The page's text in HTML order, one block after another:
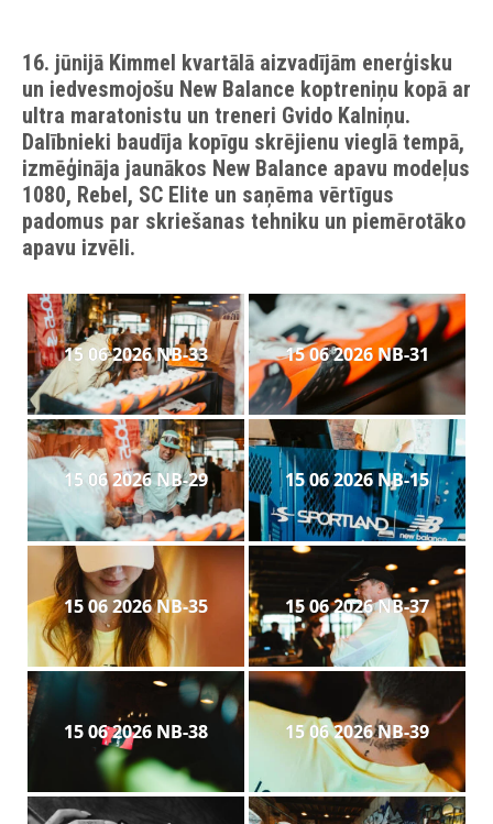
16. jūnijā Kimmel kvartālā aizvadījām enerģisku
un iedvesmojošu New Balance koptreniņu kopā ar
ultra maratonistu un treneri Gvido Kalniņu.
Dalībnieki baudīja kopīgu skrējienu vieglā tempā,
izmēģināja jaunākos New Balance apavu modeļus
1080, Rebel, SC Elite un saņēma vērtīgus
padomus par skriešanas tehniku un piemērotāko
apavu izvēli.
15 06 2026 NB-33 15 06 2026 NB-31
15 06 2026 NB-29 15 06 2026 NB-15
15 06 2026 NB-35 15 06 2026 NB-37
15 06 2026 NB-38 15 06 2026 NB-39